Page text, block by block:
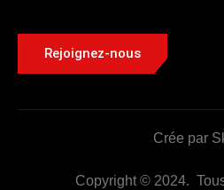
Rejoignez-nous
Crée par
Copyright © 2024.